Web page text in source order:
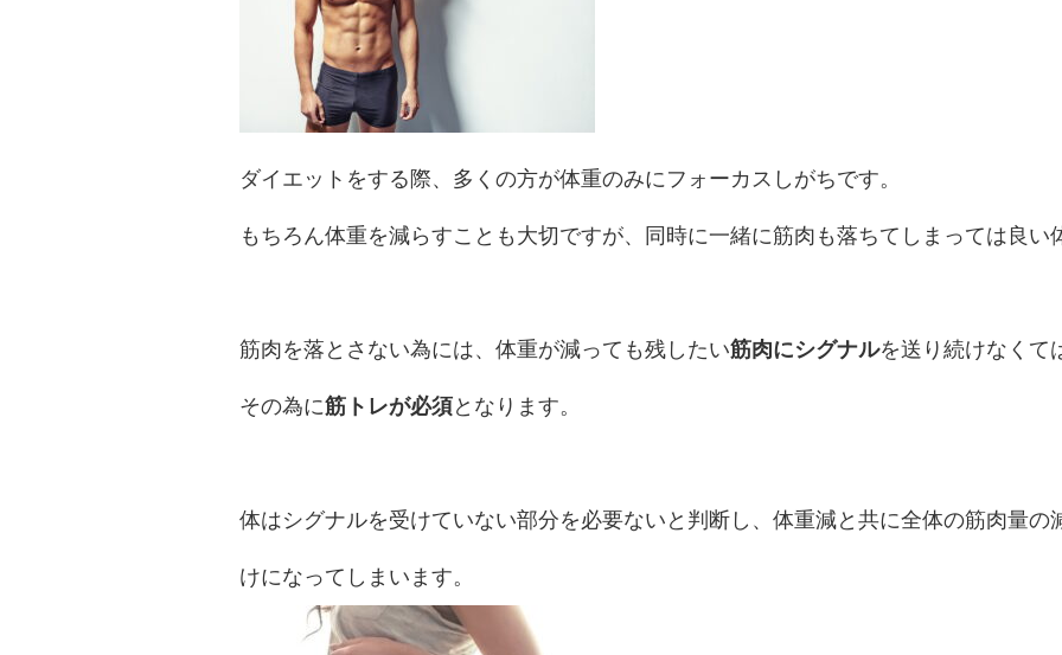
ダイエットをする際、多くの方が体重のみにフォーカスしがちです。
もちろん体重を減らすことも大切ですが、同時に一緒に筋肉も落ちてしまっては良い
筋肉を落とさない為には、体重が減っても残したい筋肉にシグナルを送り続けなくて
その為に筋トレが必須となります。
体はシグナルを受けていない部分を必要ないと判断し、体重減と共に全体の筋肉量の
けになってしまいます。